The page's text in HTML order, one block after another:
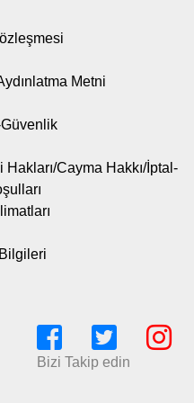
Metni
Hakları/Cayma Hakkı/İptal-
Bizi Takip edin